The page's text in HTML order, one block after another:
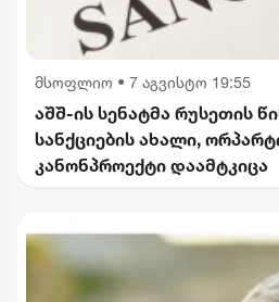
მსოფლიო • 7 აგვისტო 19:55
აშშ-ის სენატმა რუსეთის
სანქციების ახალი,
კანონპროექტი დაამტკიცა